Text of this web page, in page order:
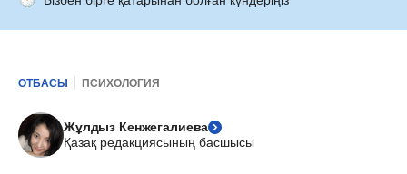
ОТБАСЫ ПСИХОЛОГИЯ
Жұлдыз Кенжегалиева
Қазақ редакциясының басшысы